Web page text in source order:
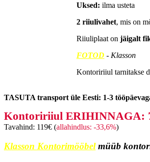
Uksed: ilma usteta
2 riiulivahet, mis on
Riiuliplaat on jäigalt
FOTOD - Klasson
Kontoririiul tarnitakse
TASUTA transport üle Eesti: 1-3
Kontoririiul ERIHINNAGA:
Tavahind: 119€ (allahindlus: -33,6%)
Klasson Kontorimööbelmüüb